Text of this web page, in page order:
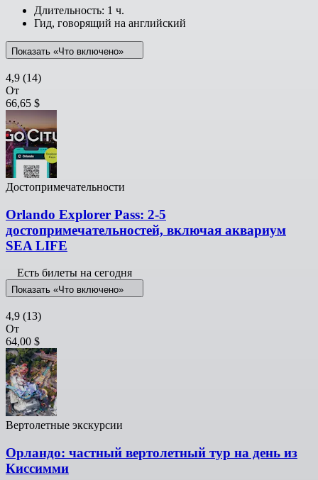
Длительность: 1 ч.
Гид, говорящий на английский
Показать «Что включено»
4,9 (14)
От
66,65 $
Достопримечательности
Orlando Explorer Pass: 2-5
достопримечательностей, включая аквариум
SEA LIFE
Есть билеты на сегодня
Показать «Что включено»
4,9 (13)
От
64,00 $
Вертолетные экскурсии
Орландо: частный вертолетный тур на день из
Киссимми